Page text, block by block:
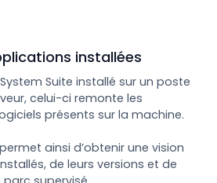
installées
Suite installé sur un poste
celui-ci remonte les
présents sur la machine.
ainsi d’obtenir une vision
de leurs versions et de